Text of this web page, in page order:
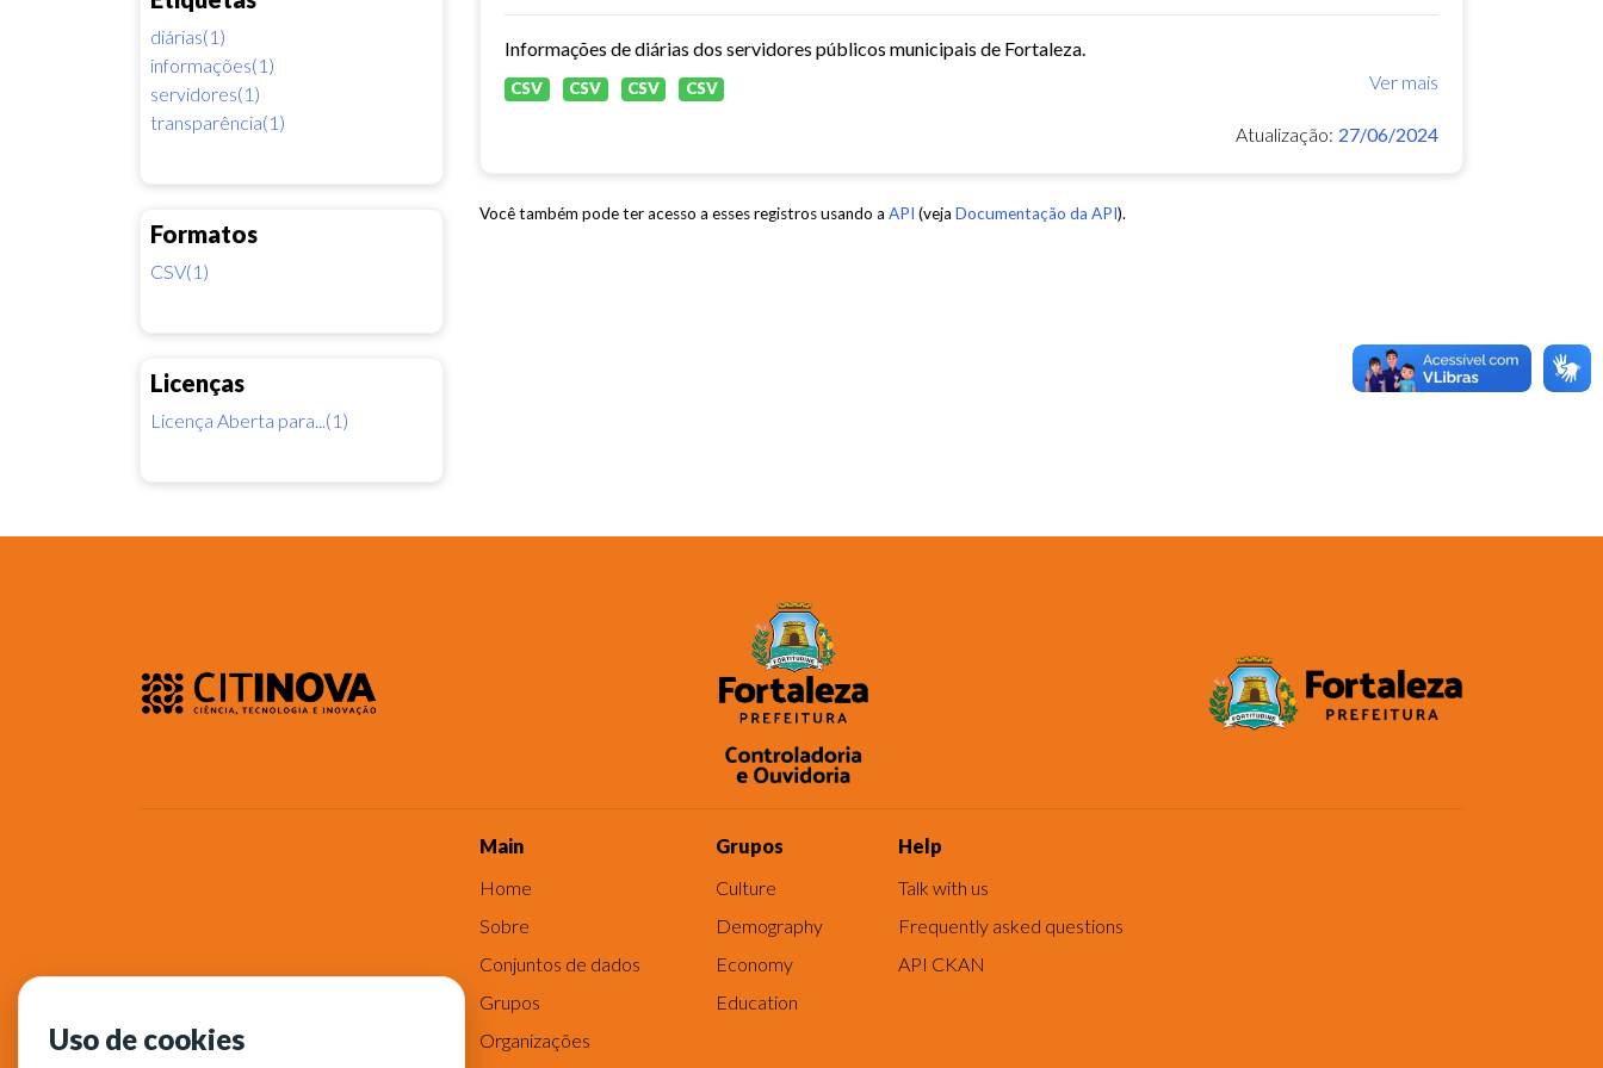
diárias(1)
informações(1)
servidores(1)
transparência(1)
Formatos
CSV(1)
Licenças
Licença Aberta para...(1)
Informações de diárias dos servidores públicos municipais de Fortaleza.
Ver mais
CSV CSV CSV CSV
Atualização: 27/06/2024
Você também pode ter acesso a esses registros usando a API (veja Documentação da API).
Main
Home
Sobre
Conjuntos de dados
Grupos
Organizações
Grupos
Culture
Demography
Economy
Education
Help
Talk with us
Frequently asked questions
API CKAN
Uso de cookies